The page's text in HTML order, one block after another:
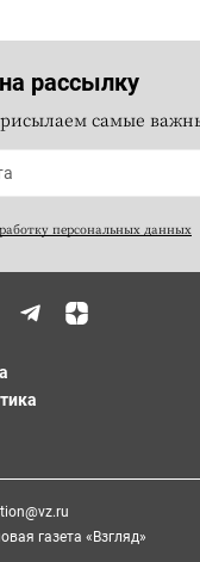
рассылку
самые
персональных данных
газета «Взгляд»